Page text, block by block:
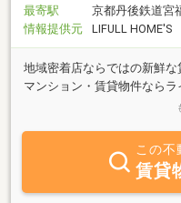
最寄駅
京都丹後鉄道宮
情報提供元
LIFULL HOME'S
地域密着店ならではの新鮮
マンション・賃貸物件なら
せください♪福知山市に詳し
この不
賃貸